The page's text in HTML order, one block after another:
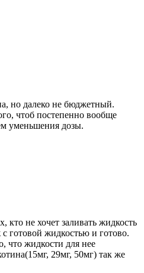
но далеко не бюджетный.
чтоб постепенно вообще
уменьшения дозы.
кто не хочет заливать жидкость
готовой жидкостью и готово.
что жидкости для нее
29мг, 50мг) так же